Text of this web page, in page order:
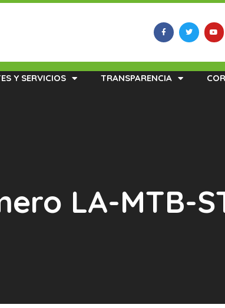
Y SERVICIOS TRANSPARENCIA
LA-MTB-